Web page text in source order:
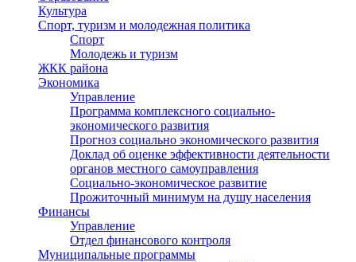
Культура
Спорт, туризм и молодежная политика
Спорт
Молодежь и туризм
ЖКК района
Экономика
Управление
Программа комплексного социально-
экономического развития
Прогноз социально экономического развития
Доклад об оценке эффективности деятельности
органов местного самоуправления
Социально-экономическое развитие
Прожиточный минимум на душу населения
Финансы
Управление
Отдел финансового контроля
Муниципальные программы